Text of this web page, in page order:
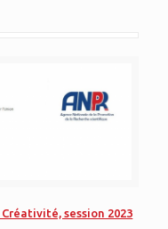
session 2023